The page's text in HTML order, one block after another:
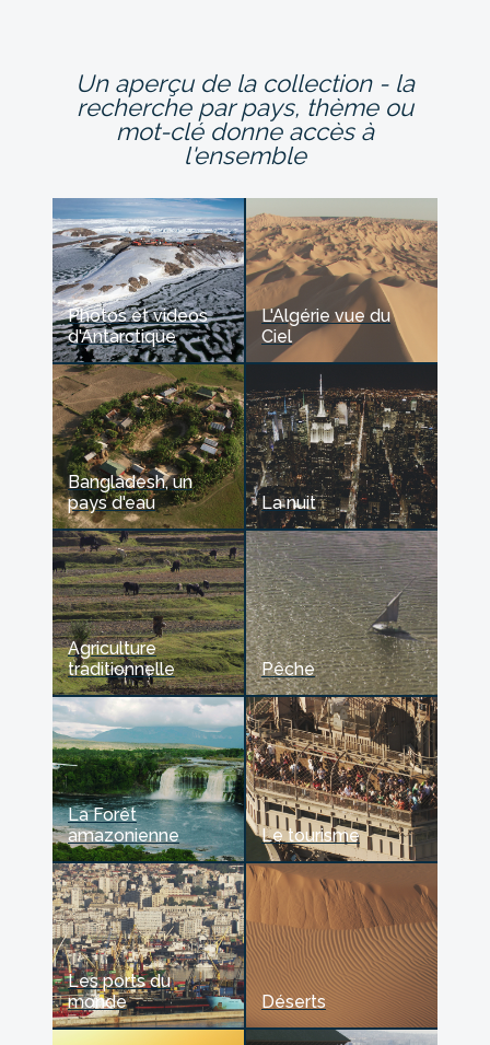
Un aperçu de la collection - la
recherche par pays, thème ou
mot-clé donne accès à
l'ensemble
Photos et videos
d'Antarctique
L'Algérie vue du
Ciel
Bangladesh, un
pays d'eau
La nuit
Agriculture
traditionnelle
Pêche
La Forêt
amazonienne
Le tourisme
Les ports du
monde
Déserts